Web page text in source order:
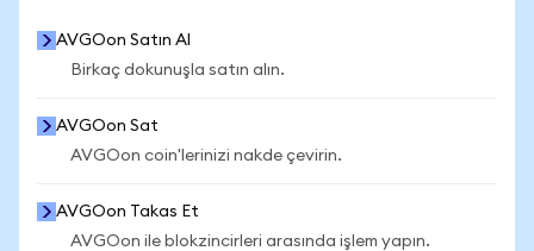
AVGOon Satın Al
Birkaç dokunuşla satın alın.
AVGOon Sat
AVGOon coin'lerinizi nakde çevirin.
AVGOon Takas Et
AVGOon ile blokzincirleri arasında işlem yapın.